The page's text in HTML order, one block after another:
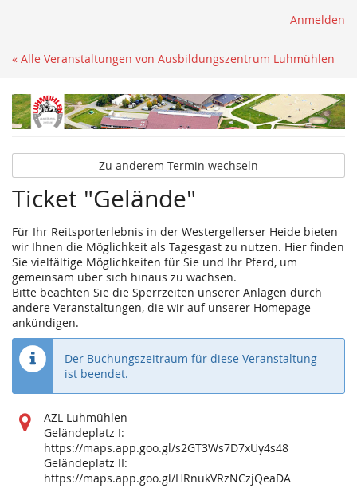
Anmelden
« Alle Veranstaltungen von Ausbildungszentrum Luhmühlen
Zu anderem Termin wechseln
Ticket "Gelände"
Für Ihr Reitsporterlebnis in der Westergellerser Heide bieten
wir Ihnen die Möglichkeit als Tagesgast zu nutzen. Hier finden
Sie vielfältige Möglichkeiten für Sie und Ihr Pferd, um
gemeinsam über sich hinaus zu wachsen.
Bitte beachten Sie die Sperrzeiten unserer Anlagen durch
andere Veranstaltungen, die wir auf unserer Homepage
ankündigen.
Der Buchungszeitraum für diese Veranstaltung
ist beendet.
Wo
findet
diese
Veranstaltung
statt?
AZL Luhmühlen
Geländeplatz I:
https://maps.app.goo.gl/s2GT3Ws7D7xUy4s48
Geländeplatz II:
https://maps.app.goo.gl/HRnukVRzNCzjQeaDA